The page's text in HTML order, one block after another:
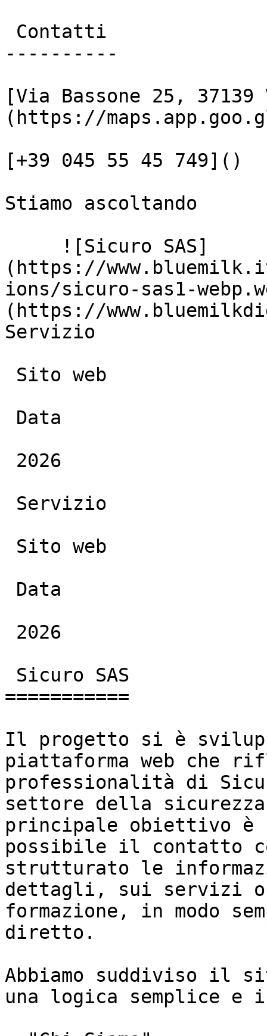
----------
[Via Bassone 25, 37139
(https://
[+39 045 55 45 749]()
Stiamo ascoltando
(https://
ions/sicuro-sas1-
(https://
Servizio
===========
Il progetto si è
piattaforma web che
professionalità di
settore della
principale obiettivo
possibile il contatto
strutturato le
dettagli, sui servizi
formazione, in modo
diretto.
Abbiamo suddiviso il
una logica semplice